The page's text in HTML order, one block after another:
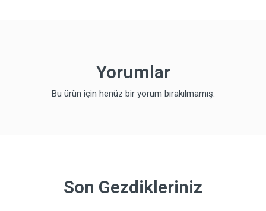
Yorumlar
Bu ürün için henüz bir yorum bırakılmamış.
Son Gezdikleriniz